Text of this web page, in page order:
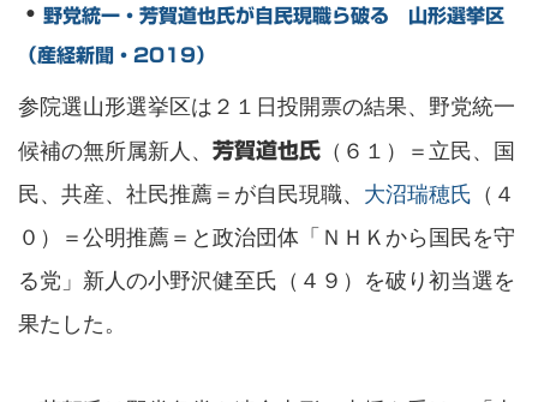
・ 野党統一・芳賀道也氏が自民現職ら破る 山形選挙区
（産経新聞・2019）
参院選山形選挙区は２１日投開票の結果、野党統一
候補の無所属新人、
芳賀道也氏
（６１）＝立民、国
民、共産、社民推薦＝が自民現職、 大沼瑞穂氏 （４
０）＝公明推薦＝と政治団体「ＮＨＫから国民を守
る党」新人の小野沢健至氏（４９）を破り初当選を
果たした。